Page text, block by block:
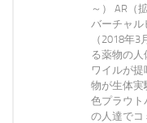
～） AR（
バーチャ
（2018年
る薬物の
ワイルが
物が生体実
色プラウト
の人達でコ